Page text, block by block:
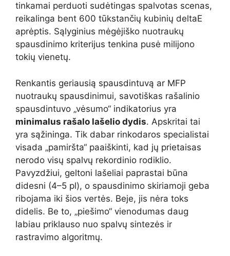
tinkamai perduoti sudėtingas spalvotas scenas,
reikalinga bent 600 tūkstančių kubinių deltaE
aprėptis. Sąlyginius mėgėjiško nuotraukų
spausdinimo kriterijus tenkina pusė milijono
tokių vienetų.
Renkantis geriausią spausdintuvą ar MFP
nuotraukų spausdinimui, savotiškas rašalinio
spausdintuvo „vėsumo“ indikatorius yra
minimalus rašalo lašelio dydis. Apskritai tai
yra sąžininga. Tik dabar rinkodaros specialistai
visada „pamiršta“ paaiškinti, kad jų prietaisas
nerodo visų spalvų rekordinio rodiklio.
Pavyzdžiui, geltoni lašeliai paprastai būna
didesni (4–5 pl), o spausdinimo skiriamoji geba
ribojama iki šios vertės. Beje, jis nėra toks
didelis. Be to, „piešimo“ vienodumas daug
labiau priklauso nuo spalvų sintezės ir
rastravimo algoritmų.